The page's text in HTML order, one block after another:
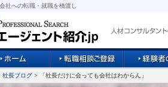
社への転職・就職を橋渡し
社長ブログ > 「社長だけに会っても会社はわからん」